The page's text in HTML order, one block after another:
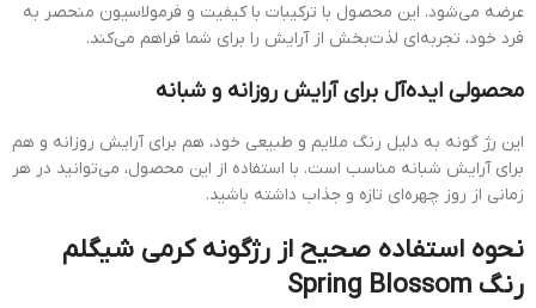
عرضه می‌شود. این محصول با ترکیبات با کیفیت و فرمولاسیون منحصر به
فرد خود، تجربه‌ای لذت‌بخش از آرایش را برای شما فراهم می‌کند.
محصولی ایده‌آل برای آرایش روزانه و شبانه
این رژ گونه به دلیل رنگ ملایم و طبیعی خود، هم برای آرایش روزانه و هم
برای آرایش شبانه مناسب است. با استفاده از این محصول، می‌توانید در هر
زمانی از روز چهره‌ای تازه و جذاب داشته باشید.
نحوه استفاده صحیح از رژگونه کرمی شیگلم
رنگ Spring Blossom